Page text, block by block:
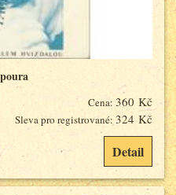
Cena: 360 Kč
Sleva pro registrované: 324 Kč
Detail